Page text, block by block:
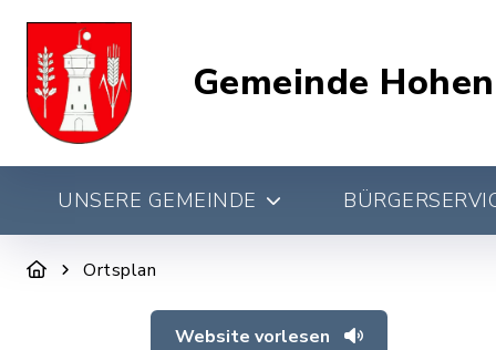
Gemeinde
UNSERE GEMEINDE
Ortsplan
Website vorlesen